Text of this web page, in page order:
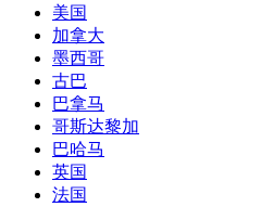
美国
加拿大
墨西哥
古巴
巴拿马
哥斯达黎加
巴哈马
英国
法国